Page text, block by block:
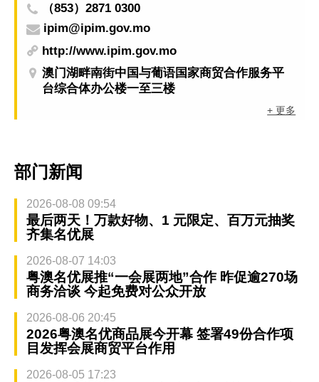
（853）2871 0300
ipim@ipim.gov.mo
http://www.ipim.gov.mo
澳门湖畔南街中国与葡语国家商贸合作服务平
台综合体办公楼一至三楼
+ 更多
部门新闻
2026-08-08 09:54
最后两天！万款好物、1 元限定、百万元抽奖
齐集名优展
2026-08-07 14:03
粤澳名优展推“一会展两地”合作 昨促逾270场
商务洽谈 今起免费对公众开放
2026-08-06 20:45
2026粤澳名优商品展今开幕 签署49份合作项
目发挥会展商贸平台作用
2026-08-05 17:23